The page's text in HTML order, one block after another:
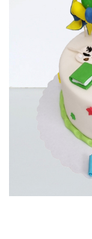
Torturi in frosting-
Tortulețe 1.7 kg - 2 kg